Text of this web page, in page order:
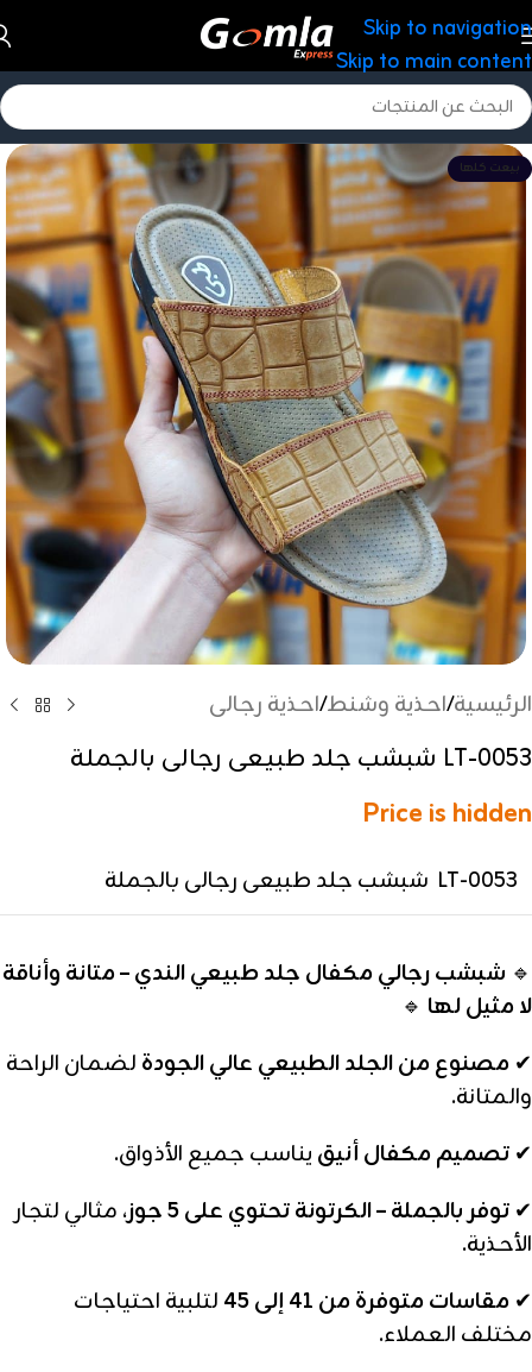
Skip to navigation
Skip to main content
بيعت كلها
الرئيسية/احذية وشنط/احذية رجالى
LT-0053 شبشب جلد طبيعى رجالى بالجملة
Price is hidden
LT-0053 شبشب جلد طبيعى رجالى بالجملة
🔹 شبشب رجالي مكفال جلد طبيعي الندي – متانة وأناقة
لا مثيل لها 🔹
✔ مصنوع من الجلد الطبيعي عالي الجودة لضمان الراحة
والمتانة.
✔ تصميم مكفال أنيق يناسب جميع الأذواق.
✔ توفر بالجملة – الكرتونة تحتوي على 5 جوز
، مثالي لتجار
الأحذية.
✔ مقاسات متوفرة من 41 إلى 45
لتلبية احتياجات
مختلف العملاء.